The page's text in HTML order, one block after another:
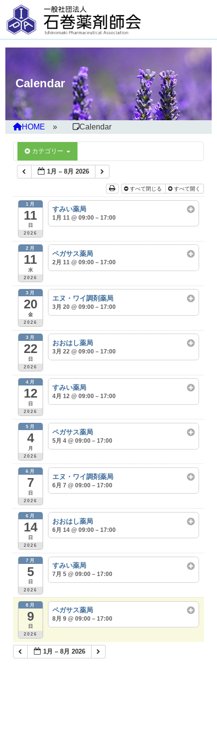
Calendar
HOME Calendar
カテゴリー
1月 – 8月 2026
すべて閉じる すべて開く
1月
11
日
2026
すみい薬局
1月 11 @ 09:00 – 17:00
2月
11
水
2026
ペガサス薬局
2月 11 @ 09:00 – 17:00
3月
20
金
2026
エヌ・ワイ調剤薬局
3月 20 @ 09:00 – 17:00
3月
22
日
2026
おおはし薬局
3月 22 @ 09:00 – 17:00
4月
12
日
2026
すみい薬局
4月 12 @ 09:00 – 17:00
5月
4
月
2026
ペガサス薬局
5月 4 @ 09:00 – 17:00
6月
7
日
2026
エヌ・ワイ調剤薬局
6月 7 @ 09:00 – 17:00
6月
14
日
2026
おおはし薬局
6月 14 @ 09:00 – 17:00
7月
5
日
2026
すみい薬局
7月 5 @ 09:00 – 17:00
8月
9
日
2026
ペガサス薬局
8月 9 @ 09:00 – 17:00
1月 – 8月 2026